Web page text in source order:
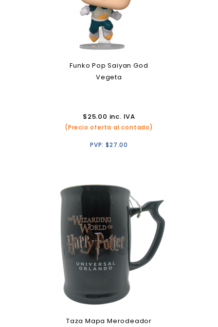
Funko Pop Saiyan God
Vegeta
$25.00 inc. IVA
(Precio oferta al contado)
PVP:$27.00
Taza Mapa Merodeador